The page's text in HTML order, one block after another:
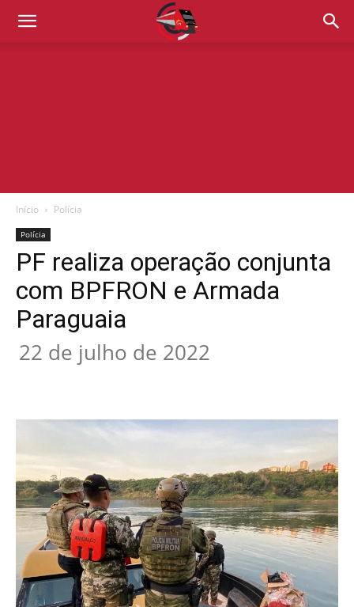
Início Polícia
Polícia
PF realiza operação conjunta
com BPFRON e Armada
Paraguaia
22 de julho de 2022